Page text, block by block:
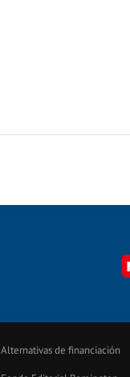
Alternativas de financiación